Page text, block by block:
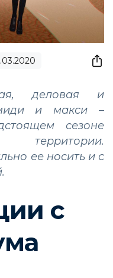
деловая и
и макси –
сезоне
ее носить и с
с